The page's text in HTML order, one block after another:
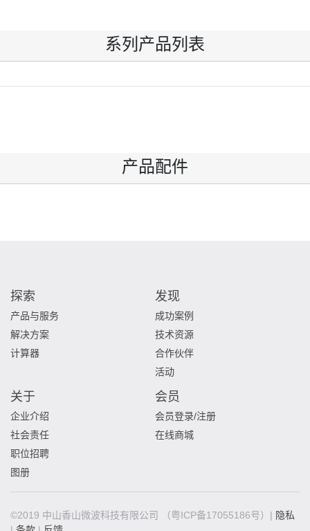
系列产品列表
产品配件
探索
产品与服务
解决方案
计算器
发现
成功案例
技术资源
合作伙伴
活动
关于
企业介绍
社会责任
职位招聘
图册
会员
会员登录/注册
在线商城
©2019 中山香山微波科技有限公司 （粤ICP备17055186号）| 隐私